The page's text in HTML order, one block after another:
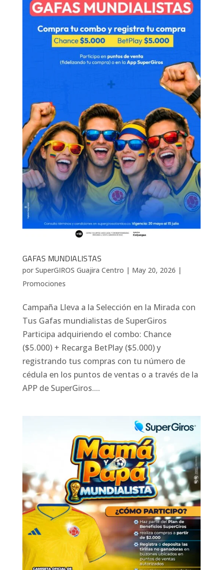
GAFAS MUNDIALISTAS
por SuperGIROS Guajira Centro | May 20, 2026 |
Promociones
Campaña Lleva a la Selección en la Mirada con
Tus Gafas mundialistas de SuperGiros
Participa adquiriendo el combo: Chance
($5.000) + Recarga BetPlay ($5.000) y
registrando tus compras con tu número de
cédula en los puntos de ventas o a través de la
APP de SuperGiros....